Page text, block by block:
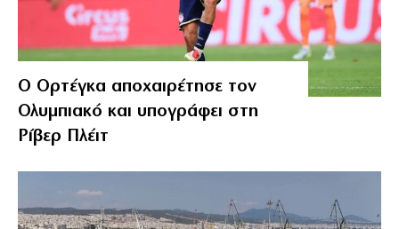
Ο Ορτέγκα αποχαιρέτησε τον
Ολυμπιακό και υπογράφει στη
Ρίβερ Πλέιτ